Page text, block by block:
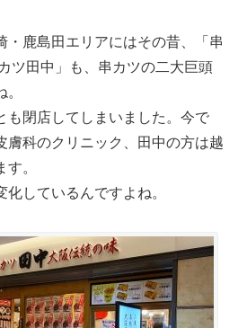
・鹿島田エリアにはその昔、「串
ツ田中」も、串カツの二大巨頭
も閉店してしまいました。今で
膚科のクリニック、田中の方は越
。
しているんですよね。